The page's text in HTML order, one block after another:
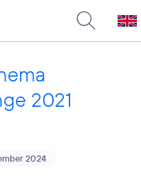
2021
2024